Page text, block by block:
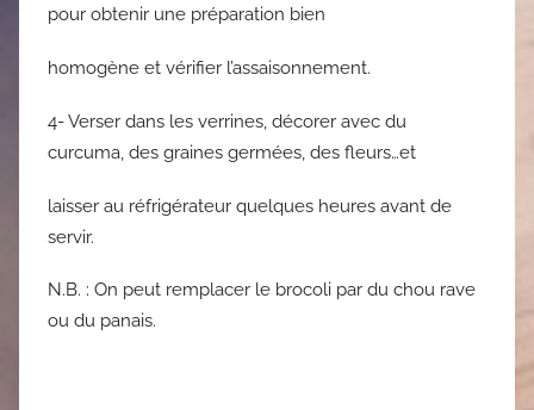
pour obtenir une préparation bien
homogène et vérifier l’assaisonnement.
4- Verser dans les verrines, décorer avec du
curcuma, des graines germées, des fleurs…et
laisser au réfrigérateur quelques heures avant de
servir.
N.B. : On peut remplacer le brocoli par du chou rave
ou du panais.